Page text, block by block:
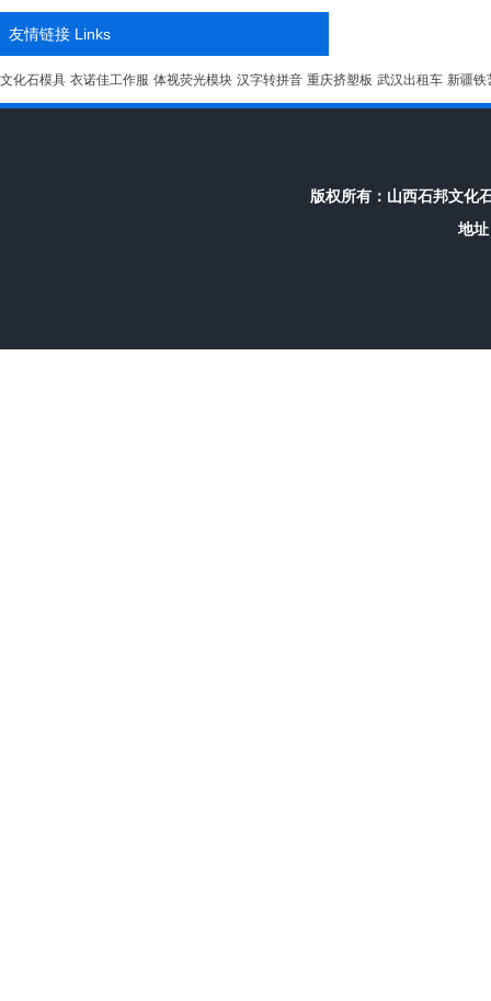
友情链接 Links
文化石模具 衣诺佳工作服 体视荧光模块 汉字转拼音 重庆挤塑板 武汉出租车 新疆铁
版权所有： 山西石邦文化
地